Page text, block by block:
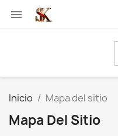

Inicio Mapa del sitio
Mapa Del Sitio